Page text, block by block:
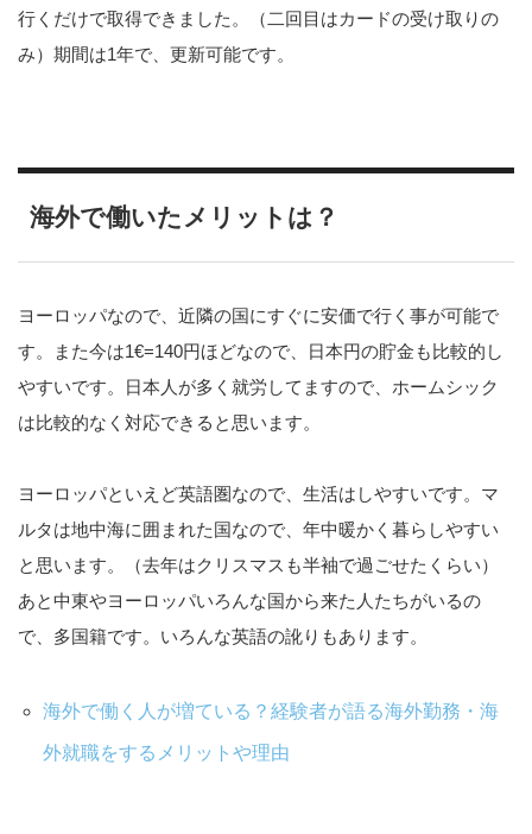
行くだけで取得できました。（二回目はカードの受け取りの
み）期間は1年で、更新可能です。
海外で働いたメリットは？
ヨーロッパなので、近隣の国にすぐに安価で行く事が可能で
す。また今は1€=140円ほどなので、日本円の貯金も比較的し
やすいです。日本人が多く就労してますので、ホームシック
は比較的なく対応できると思います。
ヨーロッパといえど英語圏なので、生活はしやすいです。マ
ルタは地中海に囲まれた国なので、年中暖かく暮らしやすい
と思います。（去年はクリスマスも半袖で過ごせたくらい）
あと中東やヨーロッパいろんな国から来た人たちがいるの
で、多国籍です。いろんな英語の訛りもあります。
海外で働く人が増ている？経験者が語る海外勤務・海
外就職をするメリットや理由